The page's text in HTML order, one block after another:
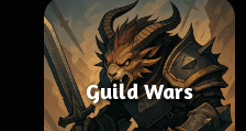
Guild Wars